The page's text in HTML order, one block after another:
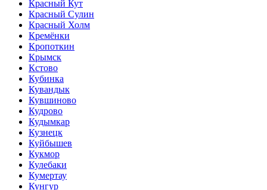
Красный Кут
Красный Сулин
Красный Холм
Кремёнки
Кропоткин
Крымск
Кстово
Кубинка
Кувандык
Кувшиново
Кудрово
Кудымкар
Кузнецк
Куйбышев
Кукмор
Кулебаки
Кумертау
Кунгур